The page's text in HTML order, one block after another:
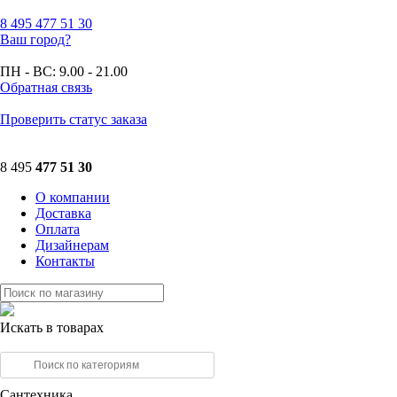
8 495 477 51 30
Ваш город?
ПН - ВС: 9.00 - 21.00
Обратная связь
Проверить статус заказа
8 495 477 51 30
О компании
Доставка
Оплата
Дизайнерам
Контакты
Искать в товарах